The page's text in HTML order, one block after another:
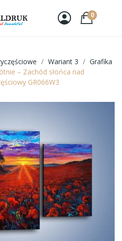
0
Wariant 3
Grafika
– Zachód słońca nad
GR066W3